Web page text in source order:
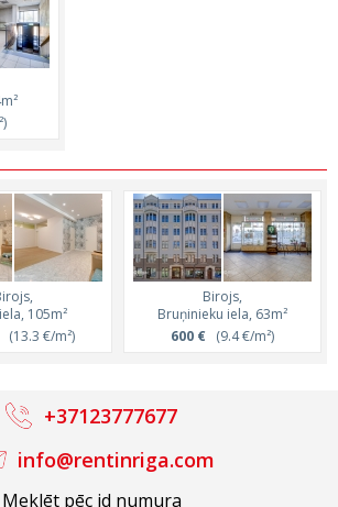
105m²
€/m²)
Birojs,
Bruņinieku iela, 63m²
600 € (9.4 €/m²)
Meklēt pēc id numura
info@rentinriga.com
+37123777677